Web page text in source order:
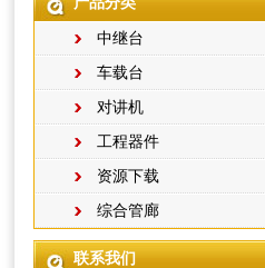
中继台
车载台
对讲机
工程器件
资源下载
综合管廊
联系我们